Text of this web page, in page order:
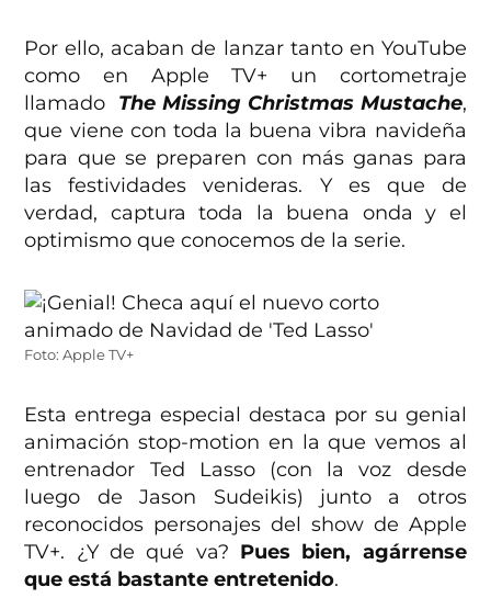
Por ello, acaban de lanzar tanto en YouTube
como en Apple TV+ un cortometraje
llamado The Missing Christmas Mustache,
que viene con toda la buena vibra navideña
para que se preparen con más ganas para
las festividades venideras. Y es que de
verdad, captura toda la buena onda y el
optimismo que conocemos de la serie.
Foto: Apple TV+
Esta entrega especial destaca por su genial
animación stop-motion en la que vemos al
entrenador Ted Lasso (con la voz desde
luego de Jason Sudeikis) junto a otros
reconocidos personajes del show de Apple
TV+. ¿Y de qué va? Pues bien, agárrense
que está bastante entretenido.